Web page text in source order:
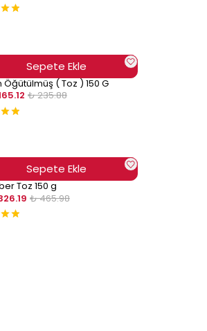
Sepete Ekle
Öğütülmüş ( Toz ) 150 G
₺ 235.88
Sepete Ekle
Toz 150 g
₺ 465.98